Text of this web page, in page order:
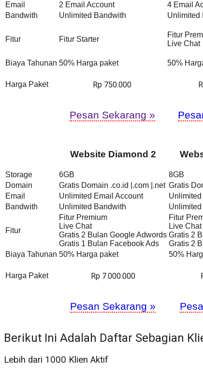
Email
2 Email Account 4 Email
Bandwith
Unlimited Bandwith Unlimited
Fitur Fitur Starter
Fitur
Live Chat
Biaya Tahunan 50% Harga paket 50%
Harga Paket Rp 750.000
Pesan Sekarang »
Website Diamond 2
Storage 6GB 8GB
Domain
Gratis Domain .co.id |.com |.net Gratis
Email
Unlimited Email Account
Bandwith
Unlimited Bandwith
Fitur
Fitur Premium
Live Chat
Gratis 2 Bulan Google Adwords
Gratis 1 Bulan Facebook Ads
Fitur
Live Chat
Gratis 2
Gratis 2
Biaya Tahunan 50% Harga paket 50%
Harga Paket Rp 7.000.000
Pesan Sekarang »
Berikut Ini Adalah Daftar Sebagian
Lebih dari 1000 Klien Aktif